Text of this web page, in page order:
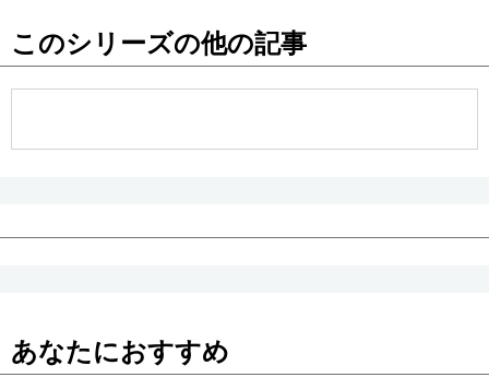
お知らせ
このシリーズの他の記事
あなたにおすすめ